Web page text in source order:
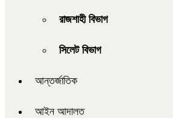
রাজশাহী বিভাগ
সিলেট বিভাগ
আন্তর্জাতিক
আইন আদালত